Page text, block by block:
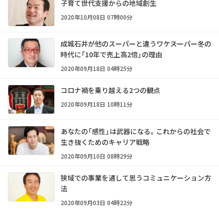
子育て世代支援からの地域創生
2020年10月08日 07時00分
成城石井が他のスーパーと違うワケ――スーパー冬の
時代に「10年で売上高2倍」の理由
2020年09月18日 04時25分
コロナ禍を乗り越える2つの観点
2020年09月18日 10時11分
あなたの「感性」は武器になる。これからの社会で
生き抜くためのキャリア戦略
2020年09月10日 08時29分
狭域での事業を通して思うコミュニケーション方
法
2020年09月03日 04時22分